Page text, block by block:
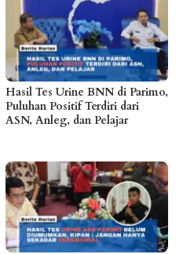
Hasil Tes Urine BNN di Parimo,
Puluhan Positif Terdiri dari
ASN, Anleg, dan Pelajar